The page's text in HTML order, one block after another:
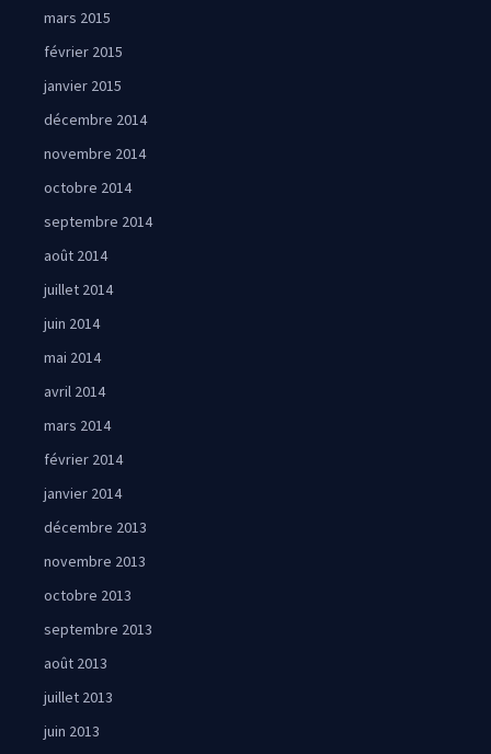
mars 2015
février 2015
janvier 2015
décembre 2014
novembre 2014
octobre 2014
septembre 2014
août 2014
juillet 2014
juin 2014
mai 2014
avril 2014
mars 2014
février 2014
janvier 2014
décembre 2013
novembre 2013
octobre 2013
septembre 2013
août 2013
juillet 2013
juin 2013